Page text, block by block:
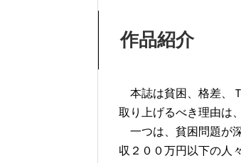
作品紹介
本誌は貧困、格差、
取り上げるべき理由は
一つは、貧困問題が
収２００万円以下の人